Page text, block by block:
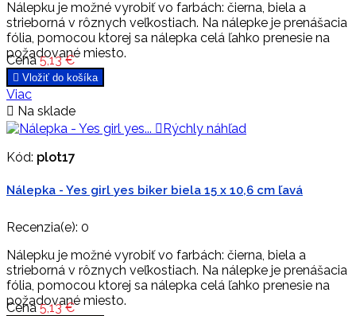
Nálepku je možné vyrobiť vo farbách: čierna, biela a
strieborná v rôznych veľkostiach. Na nálepke je prenášacia
fólia, pomocou ktorej sa nálepka celá ľahko prenesie na
požadované miesto.
Cena 5,13 €
 Vložiť do košíka
Viac
 Na sklade
Rýchly náhľad
Kód: plot17
Nálepka - Yes girl yes biker biela 15 x 10,6 cm ľavá
Recenzia(e): 0
Nálepku je možné vyrobiť vo farbách: čierna, biela a
strieborná v rôznych veľkostiach. Na nálepke je prenášacia
fólia, pomocou ktorej sa nálepka celá ľahko prenesie na
požadované miesto.
Cena 5,13 €